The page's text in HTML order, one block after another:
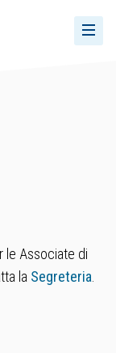
le Associate di
la Segreteria